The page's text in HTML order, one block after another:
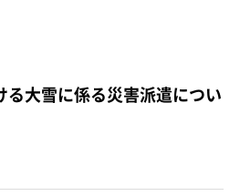
る大雪に係る災害派遣につい